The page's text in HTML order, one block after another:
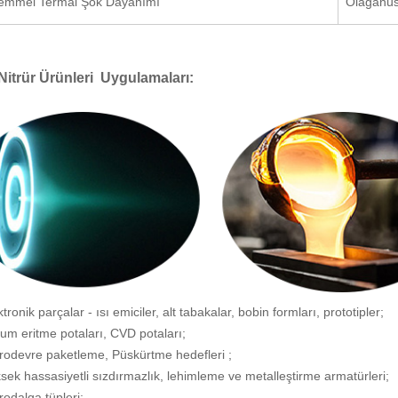
Ürünleri Uygulamaları:
parçalar - ısı emiciler, alt tabakalar, bobin formları, prototipler;
eritme potaları, CVD potaları;
paketleme, Püskürtme hedefleri ;
hassasiyetli sızdırmazlık, lehimleme ve metalleştirme armatürleri;